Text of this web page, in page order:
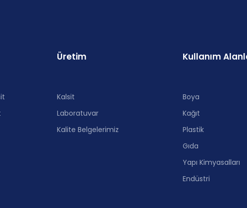
Üretim
Kalsit
Laboratuvar
Kalite Belgelerimiz
Kullanım
Boya
Kağıt
Plastik
Gıda
Yapı Kimyasalları
Endüstri